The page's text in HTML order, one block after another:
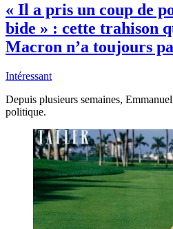
« Il a pris un coup de
bide » : cette trahison
Macron n’a toujours
Intéressant
Depuis plusieurs semaines,
politique.